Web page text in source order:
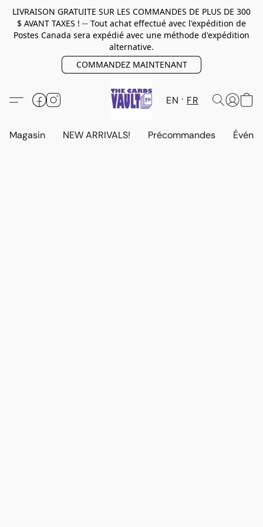
LIVRAISON GRATUITE SUR LES COMMANDES DE PLUS DE 300
$ AVANT TAXES ! -- Tout achat effectué avec l'expédition de
Postes Canada sera expédié avec une méthode d'expédition
alternative.
COMMANDEZ MAINTENANT
EN FR
Magasin NEW ARRIVALS! Précommandes